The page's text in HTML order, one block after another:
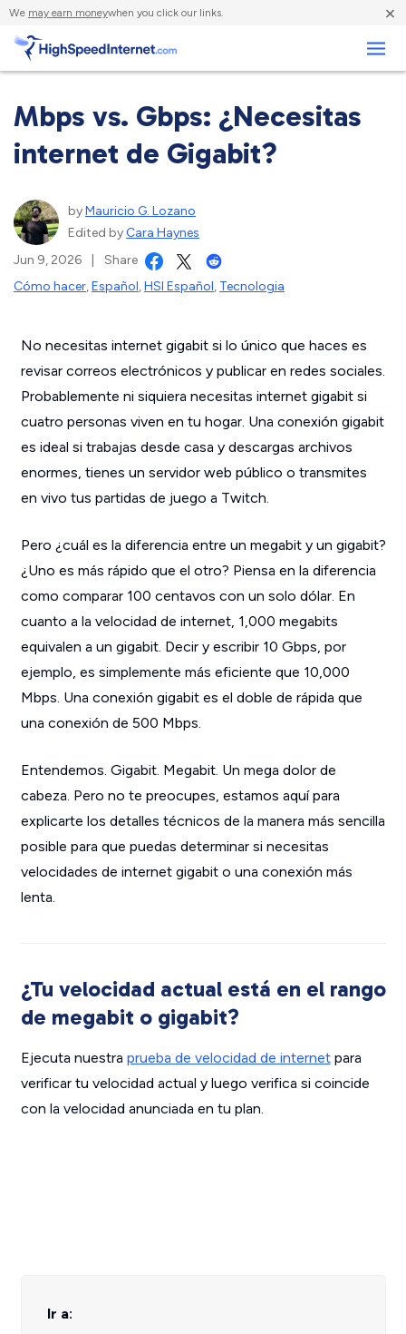
We may earn moneywhen you click our links. ×
Mbps vs. Gbps: ¿Necesitas
internet de Gigabit?
byMauricio G. Lozano
Edited by Cara Haynes
Jun 9, 2026
Share
Cómo hacer,Español,HSI Español, Tecnologia
No necesitas internet gigabit si lo único que haces es
revisar correos electrónicos y publicar en redes sociales.
Probablemente ni siquiera necesitas internet gigabit si
cuatro personas viven en tu hogar. Una conexión gigabit
es ideal si trabajas desde casa y descargas archivos
enormes, tienes un servidor web público o transmites
en vivo tus partidas de juego a Twitch.
Pero ¿cuál es la diferencia entre un megabit y un gigabit?
¿Uno es más rápido que el otro? Piensa en la diferencia
como comparar 100 centavos con un solo dólar. En
cuanto a la velocidad de internet, 1,000 megabits
equivalen a un gigabit. Decir y escribir 10 Gbps, por
ejemplo, es simplemente más eficiente que 10,000
Mbps. Una conexión gigabit es el doble de rápida que
una conexión de 500 Mbps.
Entendemos. Gigabit. Megabit. Un mega dolor de
cabeza. Pero no te preocupes, estamos aquí para
explicarte los detalles técnicos de la manera más sencilla
posible para que puedas determinar si necesitas
velocidades de internet gigabit o una conexión más
lenta.
¿Tu velocidad actual está en el rango
de megabit o gigabit?
Ejecuta nuestra prueba de velocidad de internetpara
verificar tu velocidad actual y luego verifica si coincide
con la velocidad anunciada en tu plan.
Ir a: